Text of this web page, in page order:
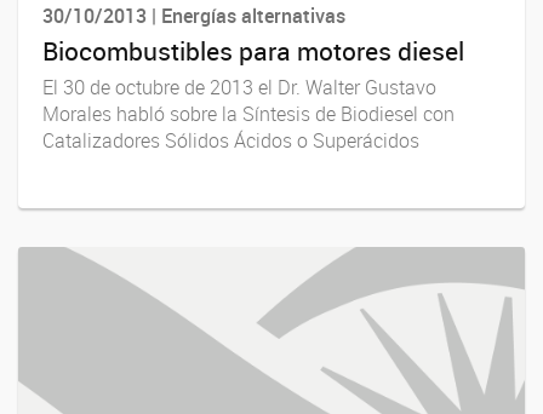
30/10/2013 | Energías alternativas
Biocombustibles para motores diesel
El 30 de octubre de 2013 el Dr. Walter Gustavo
Morales habló sobre la Síntesis de Biodiesel con
Catalizadores Sólidos Ácidos o Superácidos